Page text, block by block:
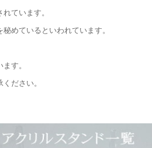
ています。
めているといわれています。
す。
ださい。